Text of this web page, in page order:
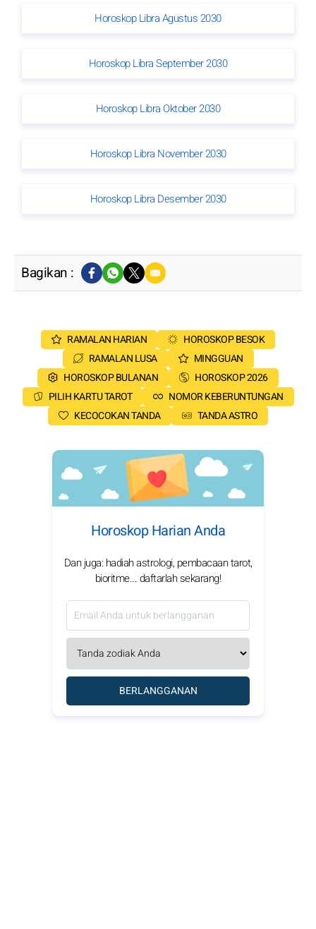
Horoskop Libra Agustus 2030
Horoskop Libra September 2030
Horoskop Libra Oktober 2030
Horoskop Libra November 2030
Horoskop Libra Desember 2030
Bagikan :
RAMALAN HARIAN
HOROSKOP BESOK
RAMALAN LUSA
MINGGUAN
HOROSKOP BULANAN
HOROSKOP 2026
PILIH KARTU TAROT
NOMOR KEBERUNTUNGAN
KECOCOKAN TANDA
TANDA ASTRO
Horoskop Harian Anda
Dan juga: hadiah astrologi, pembacaan tarot,
bioritme... daftarlah sekarang!
BERLANGGANAN